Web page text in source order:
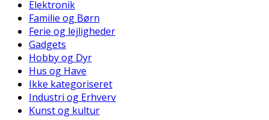
Elektronik
Familie og Børn
Ferie og lejligheder
Gadgets
Hobby og Dyr
Hus og Have
Ikke kategoriseret
Industri og Erhverv
Kunst og kultur